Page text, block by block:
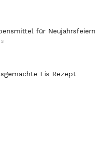
für Neujahrsfeiern
Eis Rezept